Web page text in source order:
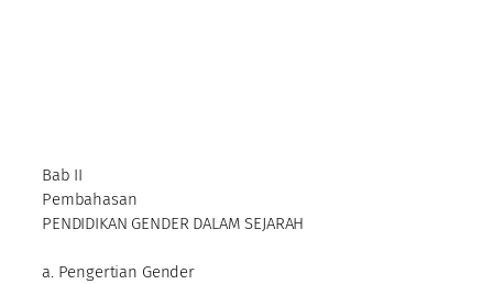
Bab II
Pembahasan
PENDIDIKAN GENDER DALAM SEJARAH
a. Pengertian Gender